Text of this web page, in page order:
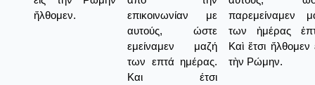
ἤλθομεν.
επικοινωνίαν με
αυτούς, ώστε
εμείναμεν μαζή
των επτά ημέρας.
Και έτσι
παρεμείναμεν
των ἡμέρας
Καὶ ἔτσι ἤλθομεν
τὴν Ρώμην.